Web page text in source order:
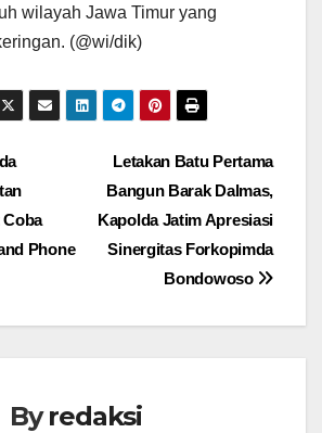
wilayah Jawa Timur yang
(@wi/dik)
Letakan Batu Pertama
Bangun Barak Dalmas,
Kapolda Jatim Apresiasi
Sinergitas Forkopimda
Bondowoso
Coba
Phone
Byredaksi